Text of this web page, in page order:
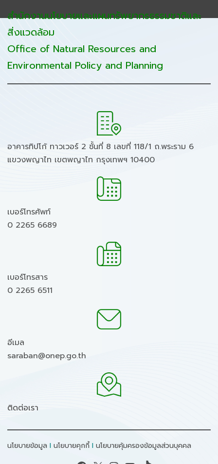
สำนักงานนโยบายและแผนทรัพยากรธรรมชาติและ
สิ่งแวดล้อม
Office of Natural Resources and
Environmental Policy and Planning
อาคารทิปโก้ ทาวเวอร์ 2 ชั้นที่ 8 เลขที่ 118/1 ถ.พระราม 6
แขวงพญาไท เขตพญาไท กรุงเทพฯ 10400
เบอร์โทรศัพท์
0 2265 6689
เบอร์โทรสาร
0 2265 6511
อีเมล
saraban@onep.go.th
ติดต่อเรา
นโยบายข้อมูล I นโยบายคุกกี้ I นโยบายคุ้มครองข้อมูลส่วนบุคคล